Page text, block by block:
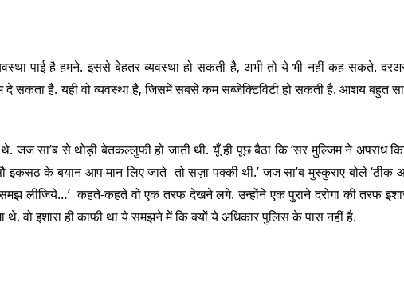
पाई है हमने. इससे बेहतर व्यवस्था हो सकती है, अभी तो ये भी नहीं कह सकते.
दे सकता है. यही वो व्यवस्था है, जिसमें सबसे कम सब्जेक्टिविटी हो सकती है. आशय बहुत
जज सा’ब से थोड़ी बेतकल्लुफी हो जाती थी. यूँ ही पूछ बैठा कि ‘सर मुल्जिम ने अपराध
इकसठ के बयान आप मान लिए जाते तो सज़ा पक्की थी.’ जज सा’ब मुस्कुराए बोले ‘ठीक
लीजिये…’ कहते-कहते वो एक तरफ देखने लगे. उन्होंने एक पुराने दरोगा की तरफ
थे. वो इशारा ही काफी था ये समझने में कि क्यों ये अधिकार पुलिस के पास नहीं है.